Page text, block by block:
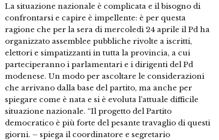
La situazione nazionale è complicata e il bisogno di
confrontarsi e capire è impellente: è per questa
ragione che per la sera di mercoledì 24 aprile il Pd ha
organizzato assemblee pubbliche rivolte a iscritti,
elettori e simpatizzanti in tutta la provincia, a cui
parteciperanno i parlamentari e i dirigenti del Pd
modenese. Un modo per ascoltare le considerazioni
che arrivano dalla base del partito, ma anche per
spiegare come è nata e si è evoluta l’attuale difficile
situazione nazionale. “Il progetto del Partito
democratico è più forte del pesante travaglio di questi
giorni. – spiega il coordinatore e segretario